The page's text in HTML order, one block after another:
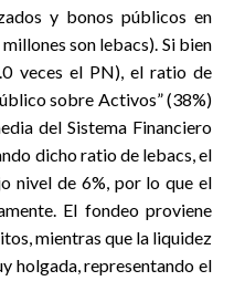
y bonos públicos en
son lebacs). Si bien
veces el PN), el ratio de
sobre Activos” (38%)
del Sistema Financiero
dicho ratio de lebacs, el
nivel de 6%, por lo que el
El fondeo proviene
mientras que la liquidez
holgada, representando el